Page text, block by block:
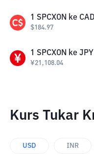
1 SPCXON ke CAD
$184.97
1 SPCXON ke JPY
¥21,108.04
Kurs Tukar
USD INR